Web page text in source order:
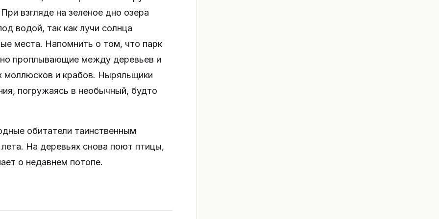
взгляде на зеленое дно озера
водой, так как лучи солнца
места. Напомнить о том, что парк
проплывающие между деревьев и
моллюсков и крабов. Ныряльщики
погружаясь в необычный, будто
обитатели таинственным
На деревьях снова поют птицы,
о недавнем потопе.